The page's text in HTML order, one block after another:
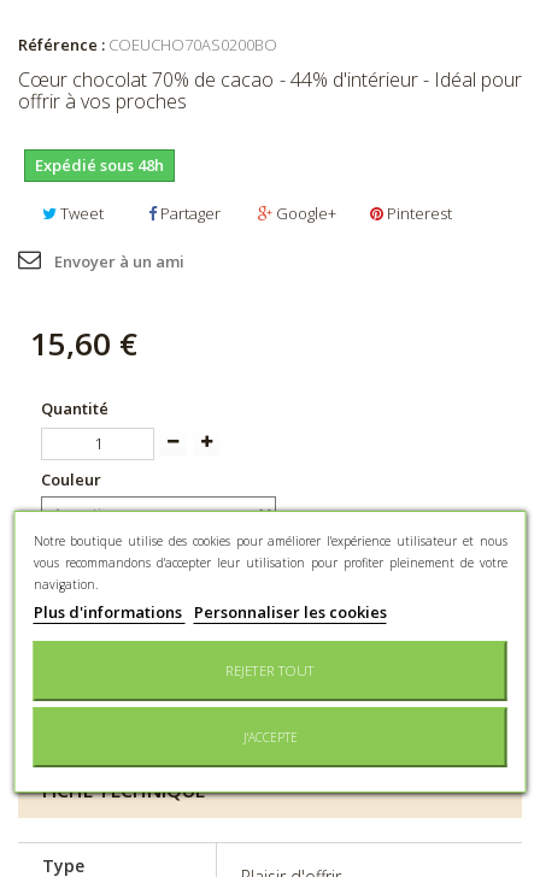
Référence : COEUCHO70AS0200BO
Cœur chocolat 70% de cacao - 44% d'intérieur - Idéal pour
offrir à vos proches
Expédié sous 48h
Tweet Partager Google+ Pinterest
Envoyer à un ami
15,60 €
Quantité
Couleur
COMMANDER
FICHE TECHNIQUE
Type
Notre boutique utilise des cookies pour améliorer l'expérience utilisateur et nous
vous recommandons d'accepter leur utilisation pour profiter pleinement de votre
navigation.
Plus d'informations Personnaliser les cookies
REJETER TOUT
J'ACCEPTE